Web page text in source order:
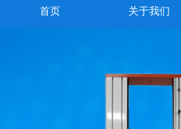
首页 关于我们